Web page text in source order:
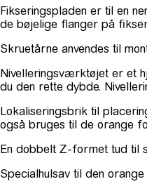
Fikseringspladen er til en
de bøjelige flanger på
Skruetårne anvendes til
Nivelleringsværktøjet er et
du den rette dybde.
Lokaliseringsbrik til
også bruges til de orange
En dobbelt Z-formet tud til
Specialhulsav til den orange